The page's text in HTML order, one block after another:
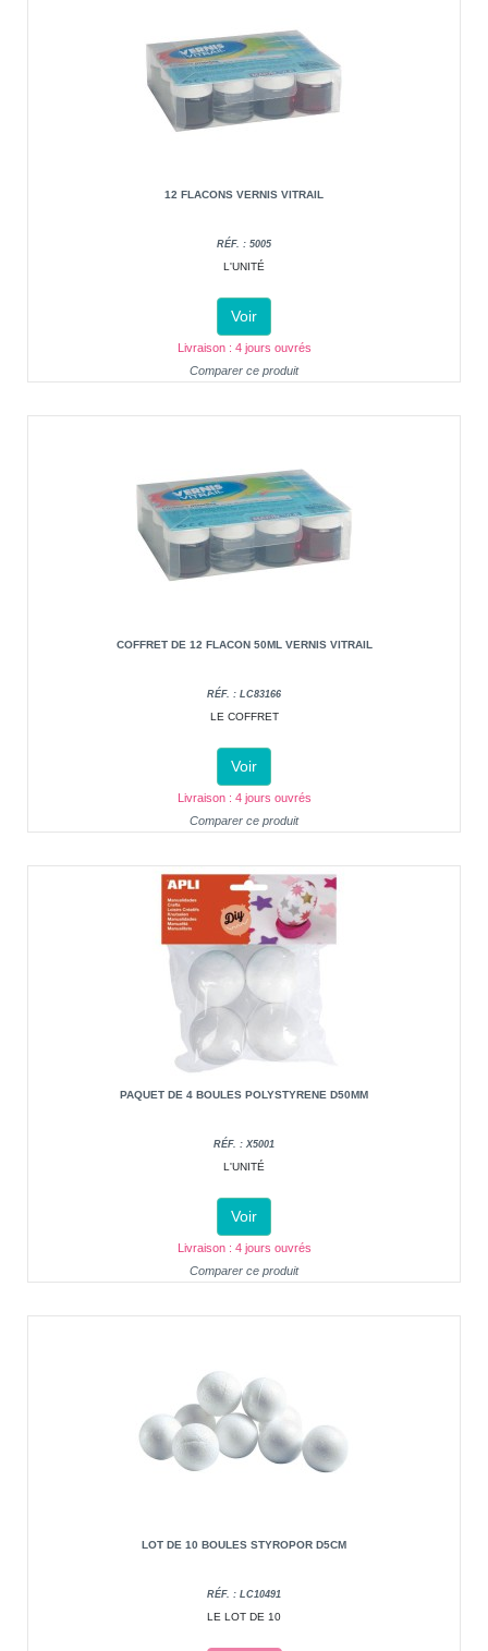
12 FLACONS VERNIS VITRAIL
RÉF. : 5005
L'UNITÉ
Voir
Livraison : 4 jours ouvrés
Comparer ce produit
COFFRET DE 12 FLACON 50ML VERNIS VITRAIL
RÉF. : LC83166
LE COFFRET
Voir
Livraison : 4 jours ouvrés
Comparer ce produit
PAQUET DE 4 BOULES POLYSTYRENE D50MM
RÉF. : X5001
L'UNITÉ
Voir
Livraison : 4 jours ouvrés
Comparer ce produit
LOT DE 10 BOULES STYROPOR D5CM
RÉF. : LC10491
LE LOT DE 10